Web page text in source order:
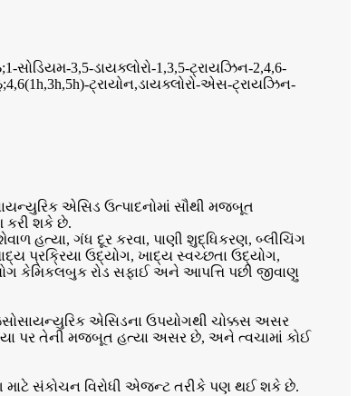
સોડિયમ-3,5-ડાયક્લોરો-1,3,5-ટ્રાયઝિન-2,4,6-
ટ્રાયોન,ડાયક્લોરો-એસ-ટ્રાયઝિન-
એસિડ ઉત્પાદનોમાં સૌથી મજબૂત
કરી શકે છે.
હત્યા, ગંધ દૂર કરવા, પાણી શુદ્ધિકરણ, બ્લીચિંગ
પ્રક્રિયા ઉદ્યોગ, ખાદ્ય સ્વચ્છતા ઉદ્યોગ,
કેમિકલબુક રોડ સફાઈ અને આપત્તિ પછી જીવાણુ
એસિડના ઉપયોગથી ચોક્કસ અસર
પર તેની મજબૂત હત્યા અસર છે, અને ત્વચામાં કોઈ
માટે સંકોચન વિરોધી એજન્ટ તરીકે પણ થઈ શકે છે.